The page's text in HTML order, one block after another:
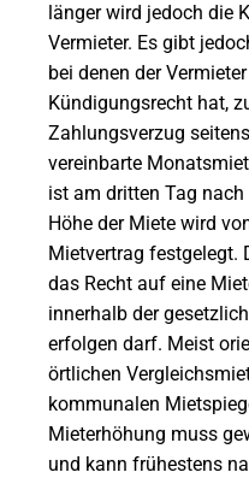
länger wird jedoch die
Vermieter. Es gibt
bei denen der
Kündigungsrecht hat,
Zahlungsverzug
vereinbarte
ist am dritten Tag
Höhe der Miete wird
Mietvertrag festgelegt.
das Recht auf eine
innerhalb der
erfolgen darf. Meist
örtlichen
kommunalen
Mieterhöhung muss
und kann frühestens